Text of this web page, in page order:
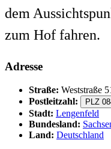
dem
zum Hof fahren.
Adresse
Straße: Weststraße
Postleitzahl:
PLZ
Stadt: Lengenfeld
Bundesland:
Land: Deutschland